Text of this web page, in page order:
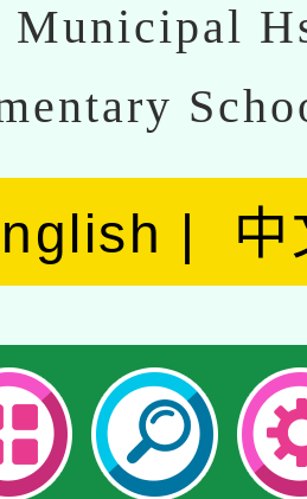
Municipal
中